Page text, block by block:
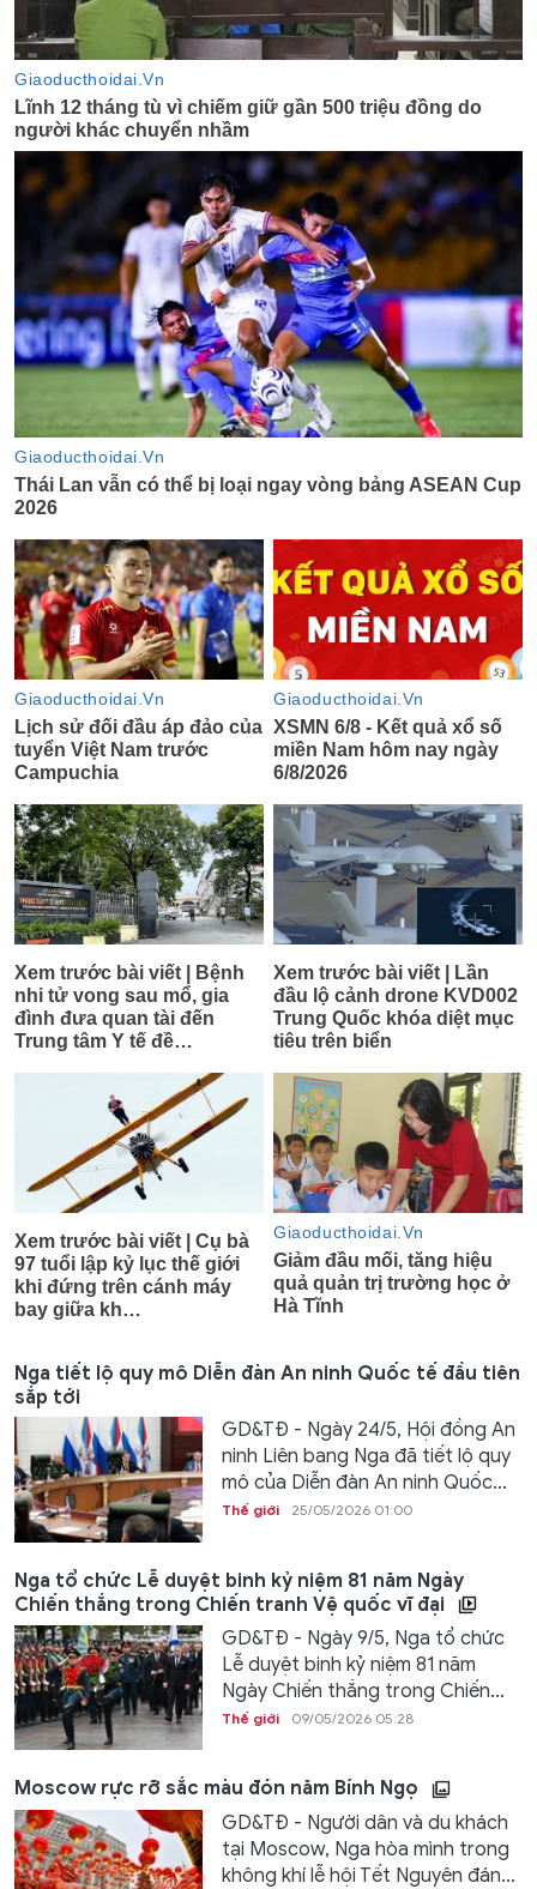
Nga tiết lộ quy mô Diễn đàn An ninh Quốc tế đầu tiên
sắp tới
GD&TĐ - Ngày 24/5, Hội đồng An
ninh Liên bang Nga đã tiết lộ quy
mô của Diễn đàn An ninh Quốc...
Thế giới 25/05/2026 01:00
Nga tổ chức Lễ duyệt binh kỷ niệm 81 năm Ngày
Chiến thắng trong Chiến tranh Vệ quốc vĩ đại
GD&TĐ - Ngày 9/5, Nga tổ chức
Lễ duyệt binh kỷ niệm 81 năm
Ngày Chiến thắng trong Chiến...
Thế giới 09/05/2026 05:28
Moscow rực rỡ sắc màu đón năm Bính Ngọ
GD&TĐ - Người dân và du khách
tại Moscow, Nga hòa mình trong
không khí lễ hội Tết Nguyên đán...